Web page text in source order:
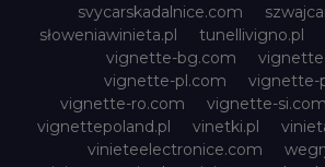
svycarskadalnice.com
słoweniawinieta.pl
tunellivigno.pl
vignette-bg.com
vignette-pl.com
vignette-
vignette-ro.com
vignette-si.com
vignettepoland.pl
vinetki.pl
vinieteelectronice.com